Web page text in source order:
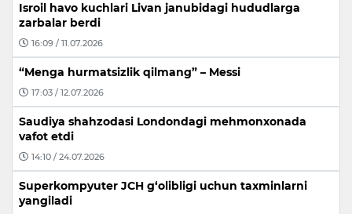
Isroil havo kuchlari Livan janubidagi hududlarga
zarbalar berdi
16:09 / 11.07.2026
“Menga hurmatsizlik qilmang” – Messi
17:03 / 12.07.2026
Saudiya shahzodasi Londondagi mehmonxonada
vafot etdi
14:10 / 24.07.2026
Superkompyuter JCH g‘olibligi uchun taxminlarni
yangiladi